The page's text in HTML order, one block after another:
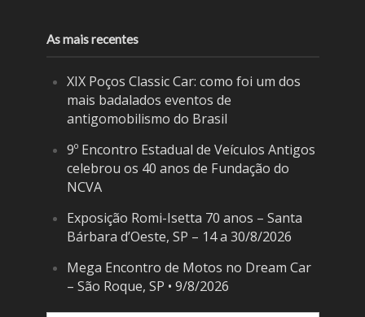
As mais recentes
XIX Poços Classic Car: como foi um dos
mais badalados eventos de
antigomobilismo do Brasil
9º Encontro Estadual de Veículos Antigos
celebrou os 40 anos de Fundação do
NCVA
Exposição Romi-Isetta 70 anos – Santa
Bárbara d’Oeste, SP – 14 a 30/8/2026
Mega Encontro de Motos no Dream Car
– São Roque, SP • 9/8/2026